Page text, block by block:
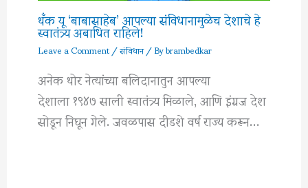
थँक यू ‘बाबासाहेब’ आपल्या संविधानामुळेच देशाचे हे
स्वातंत्र्य अबाधित राहिले!
Leave a Comment/संविधान/ Bybrambedkar
अनेक थोर नेत्यांच्या बलिदानातुन आपल्या
देशाला १९४७ साली स्वातंत्र्य मिळाले, आणि इंग्रज देश
सोडून निघून गेले. जवळपास दीडशे वर्ष राज्य करून…